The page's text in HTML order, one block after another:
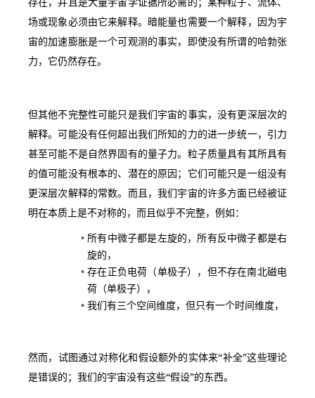
场或现象必须由它来解释。暗能量也需要一个解释，因为宇
宙的加速膨胀是一个可观测的事实，即使没有所谓的哈勃张
力，它仍然存在。
但其他不完整性可能只是我们宇宙的事实，没有更深层次的
解释。可能没有任何超出我们所知的力的进一步统一，引力
甚至可能不是自然界固有的量子力。粒子质量具有其所具有
的值可能没有根本的、潜在的原因；它们可能只是一组没有
更深层次解释的常数。而且，我们宇宙的许多方面已经被证
明在本质上是不对称的，而且似乎不完整，例如：
所有中微子都是左旋的，所有反中微子都是右
旋的，
存在正负电荷（单极子），但不存在南北磁电
荷（单极子），
我们有三个空间维度，但只有一个时间维度，
然而，试图通过对称化和假设额外的实体来“补全”这些理论
是错误的；我们的宇宙没有这些“假设”的东西。